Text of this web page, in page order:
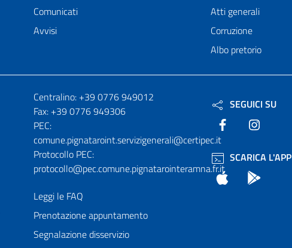
Comunicati
Avvisi
Atti generali
Corruzione
Albo pretorio
Numeri utili
Centralino: +39 0776 949012
Fax: +39 0776 949306
PEC:
comune.pignataroint.servizigenerali@certipec.it
Protocollo PEC:
protocollo@pec.comune.pignatarointeramna.fr.it
Leggi le FAQ
Prenotazione appuntamento
Segnalazione disservizio
SEGUICI SU
Facebook
SCARICA L'APP
App Store